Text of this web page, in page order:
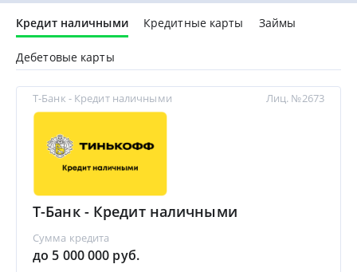
Кредит наличными Кредитные карты Займы
Дебетовые карты
Т-Банк - Кредит наличными
Т-Банк - Кредит наличными
Сумма кредита
до 5 000 000 руб.
Лиц. №2673